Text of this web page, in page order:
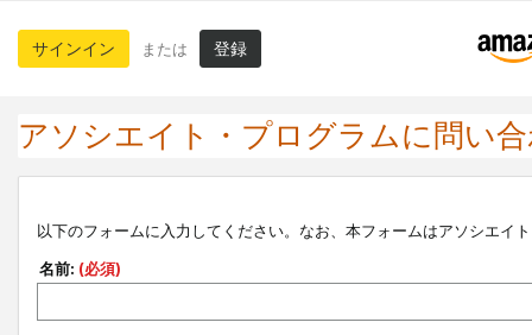
サインイン または 登録
アソシエイト・プログラムに問い
以下のフォームに入力してください。なお、本フォームはアソシエイ
名前: (必須)